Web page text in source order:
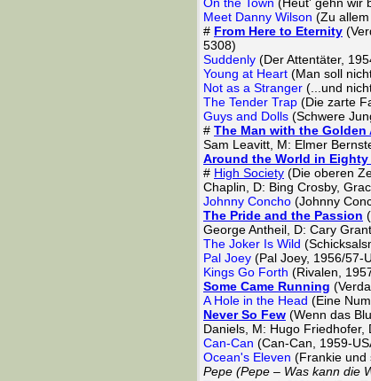
Meet Danny Wilson (Zu
# From Here to Eternity
5308)
Suddenly (Der Attentäter,
Young at Heart (Man soll
Not as a Stranger (...und
The Tender Trap (Die zarte
Guys and Dolls (Schwere
# The Man with the Golden
Sam Leavitt, M: Elmer
Around the World in Eighty
# High Society (Die oberen
Chaplin, D: Bing Crosby,
Johnny Concho (Johnny
The Pride and the Passion
George Antheil, D: Cary
The Joker Is Wild
Pal Joey (Pal Joey, 1956/57-
Kings Go Forth (Rivalen,
Some Came Running
A Hole in the Head (Eine
Never So Few (Wenn das
Daniels, M: Hugo Friedhofer,
Can-Can (Can-Can, 1959-
Ocean's Eleven (Frankie und
Pepe (Pepe – Was kann die